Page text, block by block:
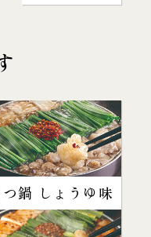
つ鍋 しょうゆ味